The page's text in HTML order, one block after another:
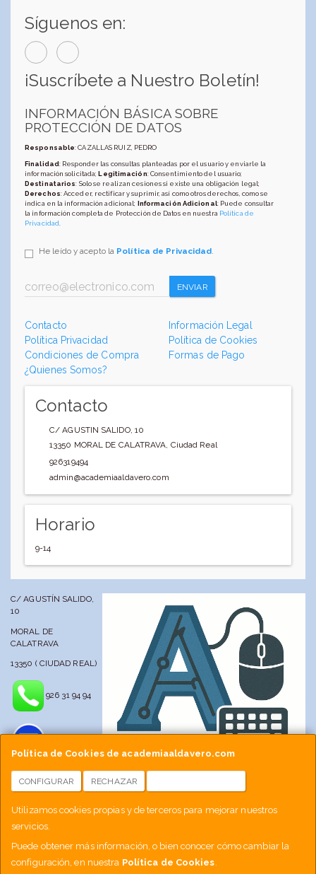
Política de Cookies de academiaaldavero.com
CONFIGURAR RECHAZAR
Utilizamos cookies propias y de terceros para mejorar nuestros
servicios.
Puede obtener más información, o bien conocer cómo cambiar la
configuración, en nuestra Política de Cookies.
Síguenos en:
¡Suscríbete a Nuestro Boletín!
INFORMACIÓN BÁSICA SOBRE
PROTECCIÓN DE DATOS
Responsable: CAZALLAS RUIZ, PEDRO
Finalidad: Responder las consultas planteadas por el usuario y enviarle la
información solicitada;Legitimación: Consentimiento del usuario;
Destinatarios: Solo se realizan cesiones si existe una obligación legal;
Derechos: Acceder, rectificar y suprimir, así como otros derechos, como se
indica en la información adicional; Información Adicional: Puede consultar
la información completa de Protección de Datos en nuestra Política de
Privacidad
He leído y acepto la Política de Privacidad.
ENVIAR
Contacto
Información Legal
Política Privacidad
Política de Cookies
Condiciones de Compra
Formas de Pago
¿Quienes Somos?
Contacto
C/ AGUSTIN SALIDO, 10
13350 MORAL DE CALATRAVA, Ciudad Real
926319494
admin@academiaaldavero.com
Horario
9-14
C/ AGUSTÍN SALIDO,
10
MORAL DE
CALATRAVA
13350 ( CIUDAD REAL)
926 31 94 94